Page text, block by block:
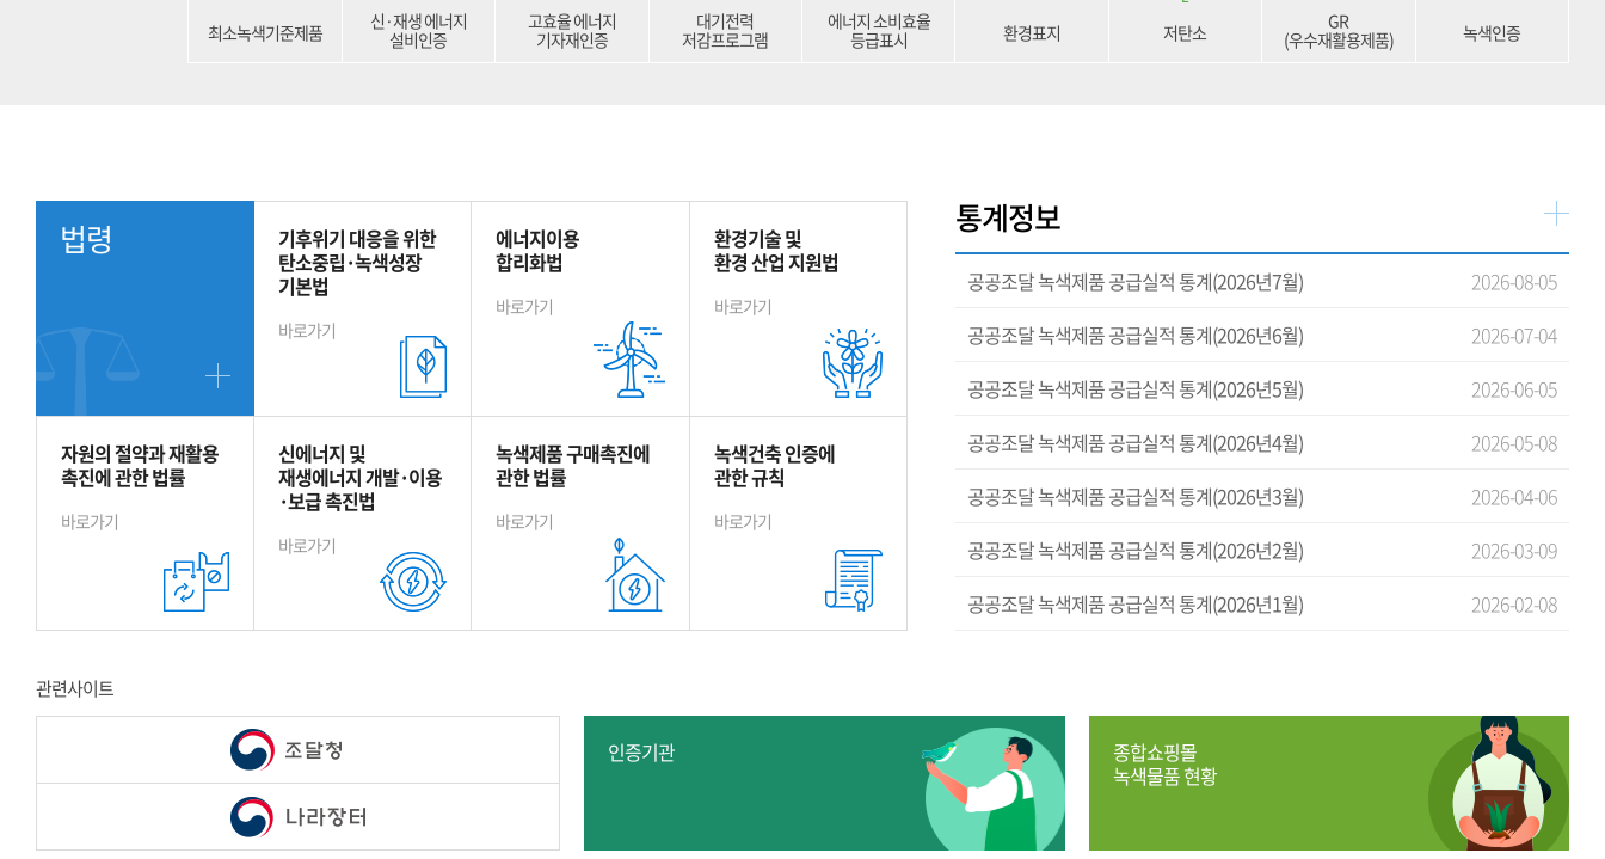
최소녹색기준제품
신·재생 에너지
설비인증
고효율 에너지
기자재인증
대기전력
저감프로그램
에너지 소비효율
등급표시
환경표지 저탄소
GR
(우수재활용제품)
녹색인증
법령
기후위기 대응을 위한
탄소중립·녹색성장
기본법
바로가기
에너지이용
합리화법
바로가기
환경기술 및
환경 산업 지원법
바로가기
자원의 절약과 재활용
촉진에 관한 법률
바로가기
신에너지 및
재생에너지 개발·이용
·보급 촉진법
바로가기
녹색제품 구매촉진에
관한 법률
바로가기
녹색건축 인증에
관한 규칙
바로가기
통계정보
공공조달 녹색제품 공급실적 통계(2026년7월)
2026-08-05
공공조달 녹색제품 공급실적 통계(2026년6월)
2026-07-04
공공조달 녹색제품 공급실적 통계(2026년5월)
2026-06-05
공공조달 녹색제품 공급실적 통계(2026년4월)
2026-05-08
공공조달 녹색제품 공급실적 통계(2026년3월)
2026-04-06
공공조달 녹색제품 공급실적 통계(2026년2월)
2026-03-09
공공조달 녹색제품 공급실적 통계(2026년1월)
2026-02-08
관련사이트
인증기관
종합쇼핑몰
녹색물품 현황